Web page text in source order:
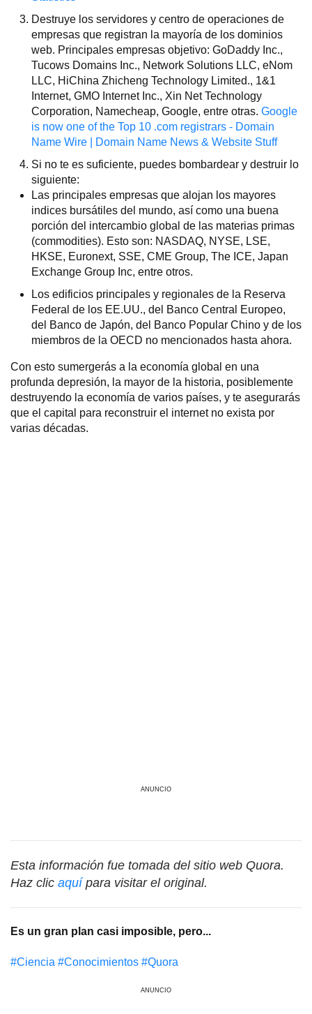
Destruye los servidores y centro de operaciones de
empresas que registran la mayoría de los dominios
web. Principales empresas objetivo: GoDaddy Inc.,
Tucows Domains Inc., Network Solutions LLC, eNom
LLC, HiChina Zhicheng Technology Limited., 1&1
Internet, GMO Internet Inc., Xin Net Technology
Corporation, Namecheap, Google, entre otras. Google
is now one of the Top 10 .com registrars - Domain
Name Wire | Domain Name News & Website Stuff
Si no te es suficiente, puedes bombardear y destruir lo
siguiente:
Las principales empresas que alojan los mayores
indices bursátiles del mundo, así como una buena
porción del intercambio global de las materias primas
(commodities). Esto son: NASDAQ, NYSE, LSE,
HKSE, Euronext, SSE, CME Group, The ICE, Japan
Exchange Group Inc, entre otros.
Los edificios principales y regionales de la Reserva
Federal de los EE.UU., del Banco Central Europeo,
del Banco de Japón, del Banco Popular Chino y de los
miembros de la OECD no mencionados hasta ahora.
Con esto sumergerás a la economía global en una
profunda depresión, la mayor de la historia, posiblemente
destruyendo la economía de varios países, y te asegurarás
que el capital para reconstruir el internet no exista por
varias décadas.
ANUNCIO
Esta información fue tomada del sitio web Quora.
Haz clic aquípara visitar el original.
Es un gran plan casi imposible, pero...
#Сiencia #Conocimientos #Quora
ANUNCIO